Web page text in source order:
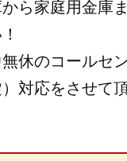
ら家庭用金庫
休のコールセ
対応をさせて